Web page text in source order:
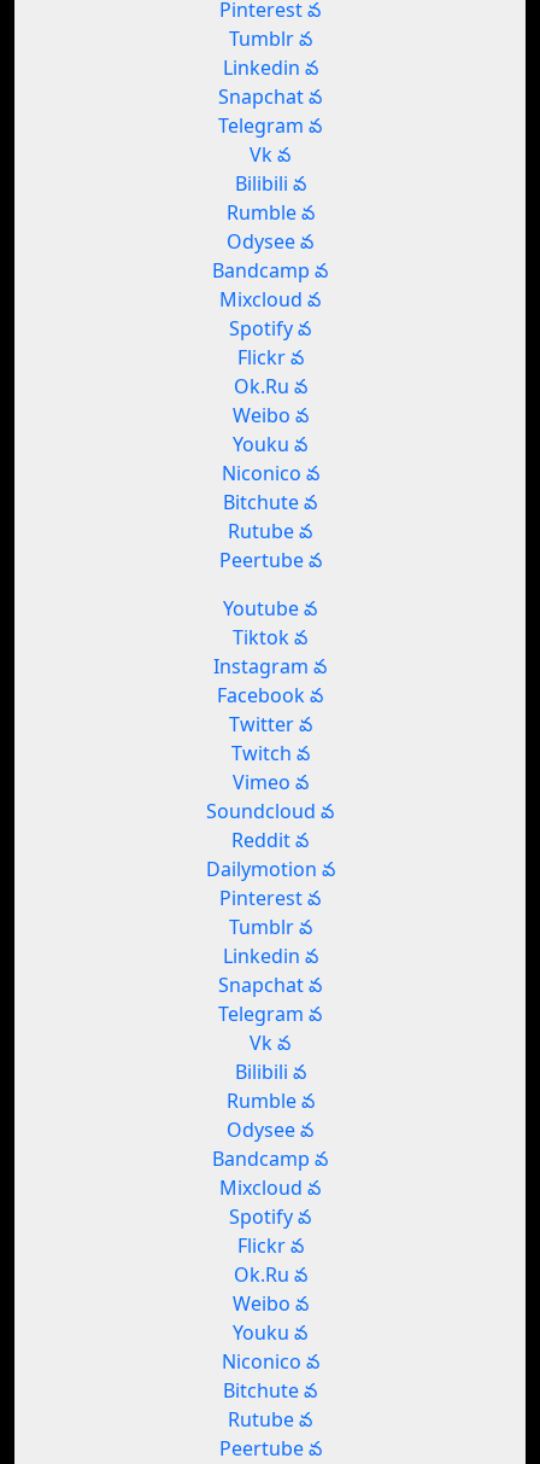
Pinterest వ
Tumblr వ
Linkedin వ
Snapchat వ
Telegram వ
Vk వ
Bilibili వ
Rumble వ
Odysee వ
Bandcamp వ
Mixcloud వ
Spotify వ
Flickr వ
Ok.Ru వ
Weibo వ
Youku వ
Niconico వ
Bitchute వ
Rutube వ
Peertube వ
Youtube వ
Tiktok వ
Instagram వ
Facebook వ
Twitter వ
Twitch వ
Vimeo వ
Soundcloud వ
Reddit వ
Dailymotion వ
Pinterest వ
Tumblr వ
Linkedin వ
Snapchat వ
Telegram వ
Vk వ
Bilibili వ
Rumble వ
Odysee వ
Bandcamp వ
Mixcloud వ
Spotify వ
Flickr వ
Ok.Ru వ
Weibo వ
Youku వ
Niconico వ
Bitchute వ
Rutube వ
Peertube వ